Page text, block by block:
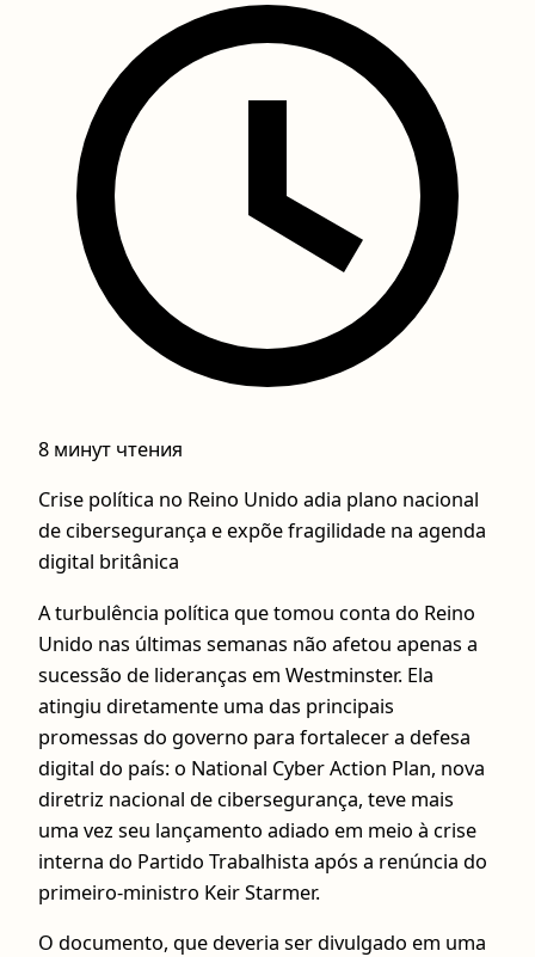
8 минут чтения
Crise política no Reino Unido adia plano nacional
de cibersegurança e expõe fragilidade na agenda
digital britânica
A turbulência política que tomou conta do Reino
Unido nas últimas semanas não afetou apenas a
sucessão de lideranças em Westminster. Ela
atingiu diretamente uma das principais
promessas do governo para fortalecer a defesa
digital do país: o National Cyber Action Plan, nova
diretriz nacional de cibersegurança, teve mais
uma vez seu lançamento adiado em meio à crise
interna do Partido Trabalhista após a renúncia do
primeiro-ministro Keir Starmer.
O documento, que deveria ser divulgado em uma